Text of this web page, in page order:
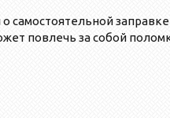
самостоятельной
повлечь за собой